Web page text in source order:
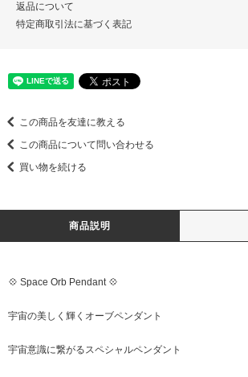
返品について
特定商取引法に基づく表記
この商品を友達に教える
この商品について問い合わせる
買い物を続ける
商品説明
💠 Space Orb Pendant 💠
宇宙の美しく輝くオーブペンダント
宇宙意識に繋がるスペシャルペンダント